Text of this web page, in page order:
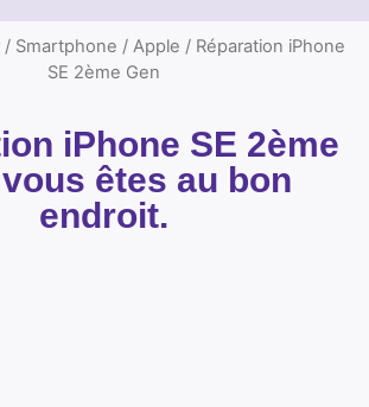
/ Smartphone / Apple / Réparation iPhone
SE 2ème Gen
iPhone SE 2ème
êtes au bon
endroit.